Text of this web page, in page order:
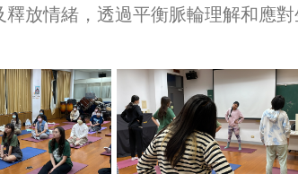
釋放情緒，透過平衡脈輪理解和應